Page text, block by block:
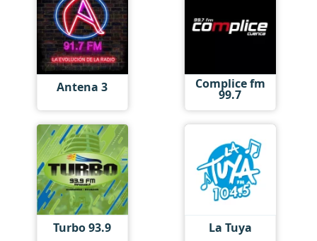
Antena 3 Complice fm
99.7
Turbo 93.9 La Tuya